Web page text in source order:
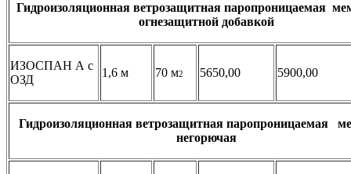
Гидроизоляционная ветрозащитная паропроницаемая
огнезащитной добавкой
ИЗОСПАН А с
ОЗД
1,6 м 70 м2 5650,00 5900,00
Гидроизоляционная ветрозащитная паропроницаемая
негорючая